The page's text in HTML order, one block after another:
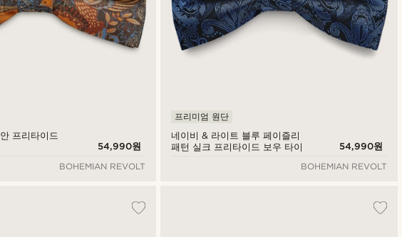
프리타이드
54,990원
BOHEMIAN REVOLT
네이비 & 라이트 블루 페이즐리
패턴 실크 프리타이드 보우 타이
프리미엄 원단
54,990원
BOHEMIAN REVOLT